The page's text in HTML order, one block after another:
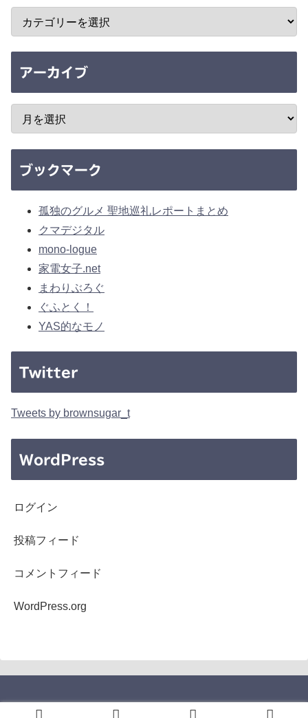
アーカイブ
ブックマーク
孤独のグルメ 聖地巡礼レポートまとめ
クマデジタル
mono-logue
家電女子.net
まわりぶろぐ
ぐふとく！
YAS的なモノ
Twitter
Tweets by brownsugar_t
WordPress
ログイン
投稿フィード
コメントフィード
WordPress.org